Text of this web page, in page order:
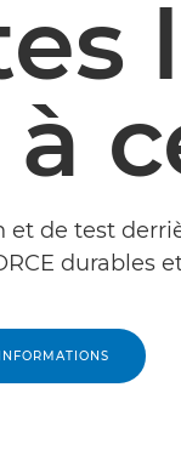
et de test
durables